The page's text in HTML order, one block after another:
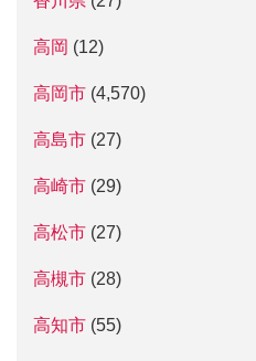
高岡 (12)
高岡市 (4,570)
高島市 (27)
高崎市 (29)
高松市 (27)
高槻市 (28)
高知市 (55)